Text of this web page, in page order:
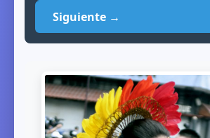
Siguiente →